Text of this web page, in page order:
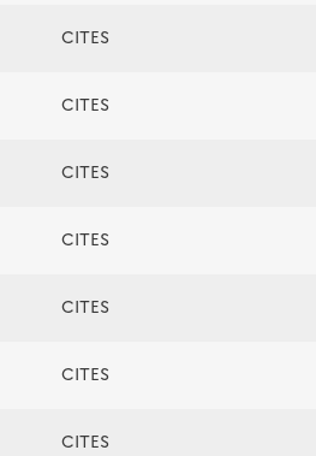
CITES
CITES
CITES
CITES
CITES
CITES
CITES